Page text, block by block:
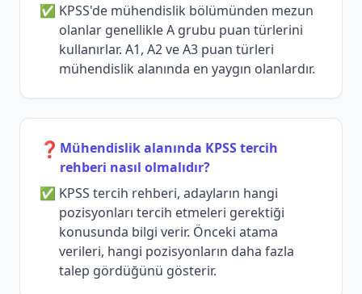
KPSS'de mühendislik bölümünden mezun
olanlar genellikle A grubu puan türlerini
kullanırlar. A1, A2 ve A3 puan türleri
mühendislik alanında en yaygın olanlardır.
❓ Mühendislik alanında KPSS tercih
rehberi nasıl olmalıdır?
KPSS tercih rehberi, adayların hangi
pozisyonları tercih etmeleri gerektiği
konusunda bilgi verir. Önceki atama
verileri, hangi pozisyonların daha fazla
talep gördüğünü gösterir.